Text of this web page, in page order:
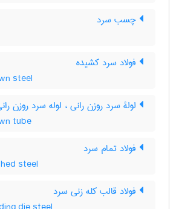
چسب سرد
فولاد سرد کشیده
steel
لولۀ سرد روزن رانی ، لوله سرد روزن
tube
فولاد تمام سرد
steel
فولاد قالب کله زنی سرد